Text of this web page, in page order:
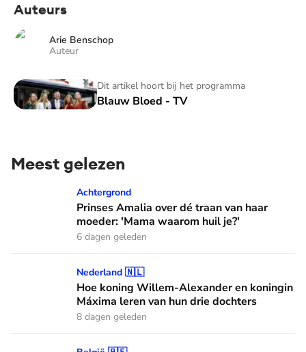
Auteurs
Arie Benschop
Auteur
Dit artikel hoort bij het programma
Blauw Bloed - TV
Blauw Bloed - TV
Meest gelezen
Prinses Amalia over dé traan van haar moeder: 'Mama
Achtergrond
Prinses Amalia over dé traan van haar
moeder: 'Mama waarom huil je?'
6 dagen geleden
Hoe koning Willem-Alexander en koningin Máxima leren
Nederland 🇳🇱
Hoe koning Willem-Alexander en koningin
Máxima leren van hun drie dochters
8 dagen geleden